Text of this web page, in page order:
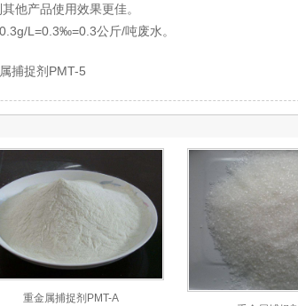
他产品使用效果更佳。
L=0.3‰=0.3公斤/吨废水。
捕捉剂PMT-5
重金属捕捉剂PMT-A